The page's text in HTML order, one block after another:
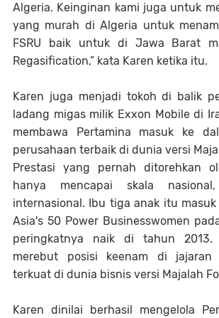
Algeria. Keinginan kami juga untuk
yang murah di Algeria untuk
FSRU baik untuk di Jawa Barat
Regasification,” kata Karen ketika itu.
Karen juga menjadi tokoh di balik
ladang migas milik Exxon Mobile di
membawa Pertamina masuk ke
perusahaan terbaik di dunia versi
Prestasi yang pernah ditorehkan
hanya mencapai skala
internasional. Ibu tiga anak itu
Asia's 50 Power Businesswomen
peringkatnya naik di tahun 2013.
merebut posisi keenam di jajaran
terkuat di dunia bisnis versi Majalah
Karen dinilai berhasil mengelola